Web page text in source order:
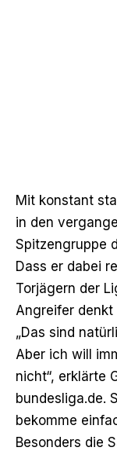
Mit konstant
in den
Spitzengruppe
Dass er dabei
Torjägern der
Angreifer
„Das sind
Aber ich will
nicht“, erklärte
bundesliga.de.
bekomme
Besonders die